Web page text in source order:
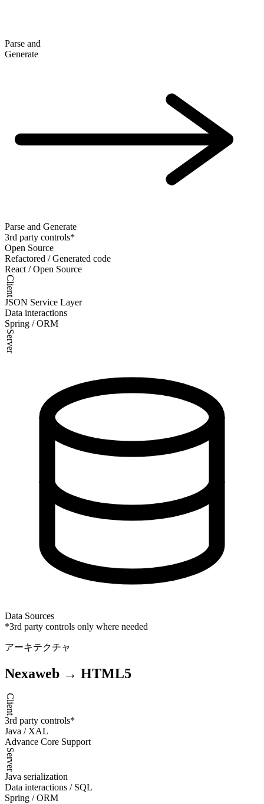
Parse and
Generate
Parse and Generate
3rd party controls*
Open Source
Refactored / Generated code
React / Open Source
Client
JSON Service Layer
Data interactions
Spring / ORM
Server
Data Sources
*3rd party controls only where needed
アーキテクチャ
Nexaweb → HTML5
Client
3rd party controls*
Java / XAL
Advance Core Support
Server
Java serialization
Data interactions / SQL
Spring / ORM